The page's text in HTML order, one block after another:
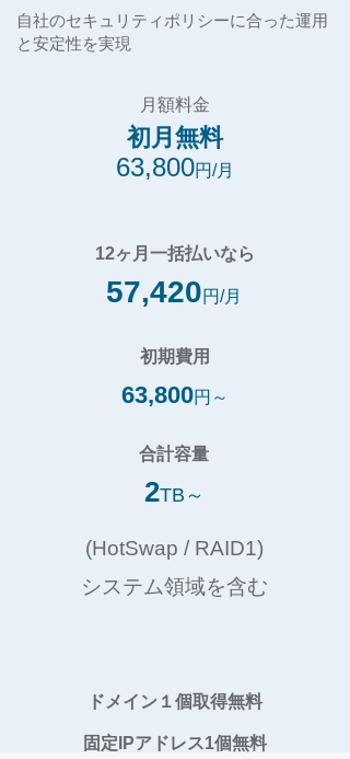
自社のセキュリティポリシーに合った運用
と安定性を実現
12ヶ月一括払いなら
57,420円/月
月額料金
63,800円/月
​初月無料
初期費用
63,800円～
合計容量
2TB～
(HotSwap / RAID1)
システム領域を含む
ドメイン１個取得無料
固定IPアドレス1個無料